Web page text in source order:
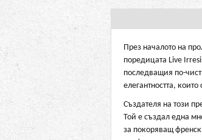
През началото на
поредицата Live
последващия по-
елегантността,
Създателя на този
Той е създал една
за покоряващ